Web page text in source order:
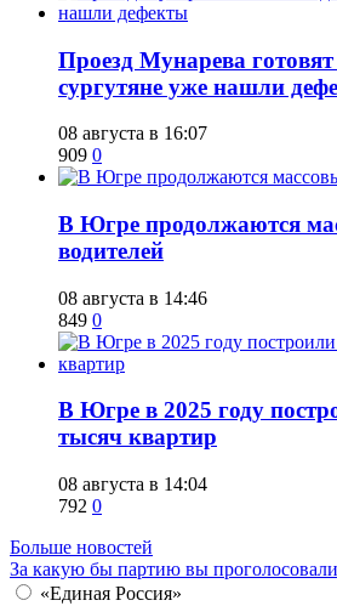
​Проезд Мунарева готовят
сургутяне уже нашли
08 августа в 16:07
909 0
​В Югре продолжаются
водителей
08 августа в 14:46
849 0
​В Югре в 2025 году
тысяч квартир
08 августа в 14:04
792 0
Больше новостей
За какую бы партию вы
«Единая Россия»